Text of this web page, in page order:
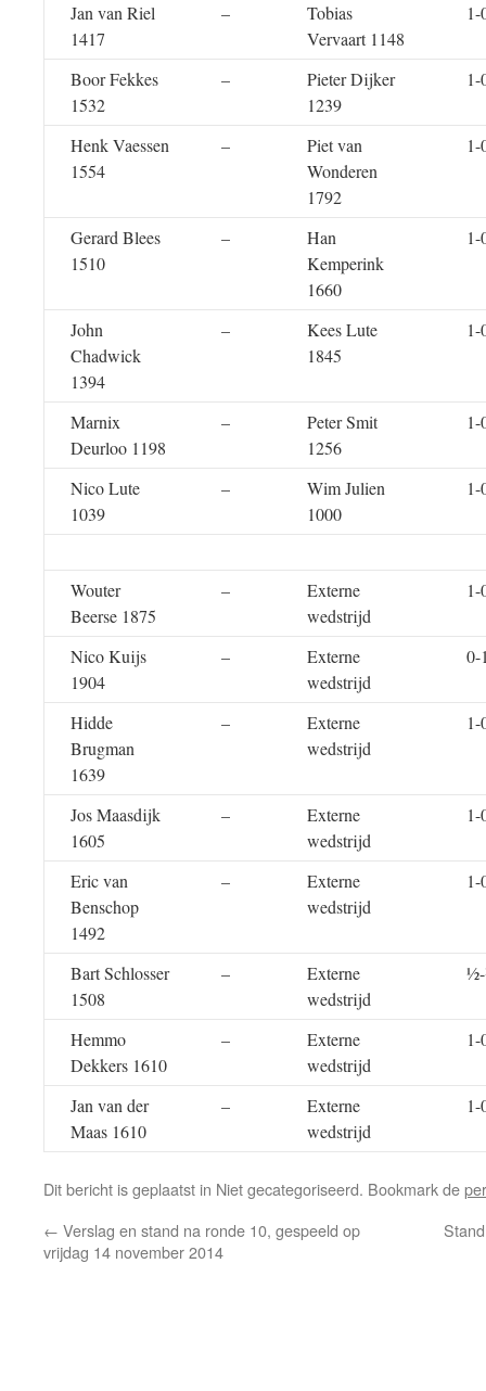
Jan van Riel
1417
–
Tobias
Vervaart 1148
1-
Boor Fekkes
1532
–
Pieter Dijker
1239
1-
Henk Vaessen
1554
–
Piet van
Wonderen
1792
1-
Gerard Blees
1510
–
Han
Kemperink
1660
1-
John
Chadwick
1394
–
Kees Lute
1845
1-
Marnix
Deurloo 1198
–
Peter Smit
1256
1-
Nico Lute
1039
–
Wim Julien
1000
1-
Wouter
Beerse 1875
–
Externe
wedstrijd
1-
Nico Kuijs
1904
–
Externe
wedstrijd
0-
Hidde
Brugman
1639
–
Externe
wedstrijd
1-
Jos Maasdijk
1605
–
Externe
wedstrijd
1-
Eric van
Benschop
1492
–
Externe
wedstrijd
1-
Bart Schlosser
1508
–
Externe
wedstrijd
Hemmo
Dekkers 1610
–
Externe
wedstrijd
1-
Jan van der
Maas 1610
–
Externe
wedstrijd
1-
Dit bericht is geplaatst in Niet gecategoriseerd. Bookmark de
← Verslag en stand na ronde 10, gespeeld op
vrijdag 14 november 2014